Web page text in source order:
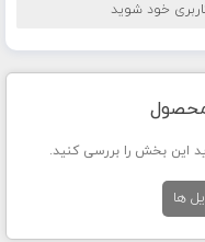
خود شوید
محصول
این بخش را بررسی کنید.
ها